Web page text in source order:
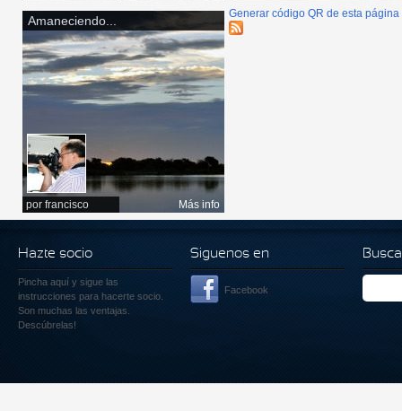
Amaneciendo...
por francisco Más info
Generar código QR de esta página
Hazte socio
Pincha aquí y sigue las
instrucciones para hacerte socio.
Son muchas las ventajas.
Descúbrelas!
Siguenos en
Facebook